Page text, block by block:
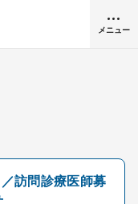
メニュー
訪問診療医師募